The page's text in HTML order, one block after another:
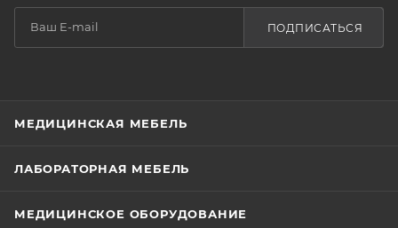
ПОДПИСАТЬСЯ
МЕДИЦИНСКАЯ МЕБЕЛЬ
ЛАБОРАТОРНАЯ МЕБЕЛЬ
МЕДИЦИНСКОЕ ОБОРУДОВАНИЕ